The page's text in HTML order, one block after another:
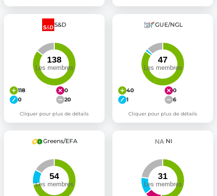
S&D
118
0
0
20
Cliquer pour plus de détails
GUE/NGL
40
0
1
6
Cliquer pour plus de détails
Greens/EFA NI